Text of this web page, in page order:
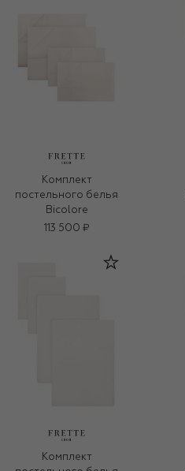
Комплект
постельного белья
Bicolore
113 500 ₽
Комплект